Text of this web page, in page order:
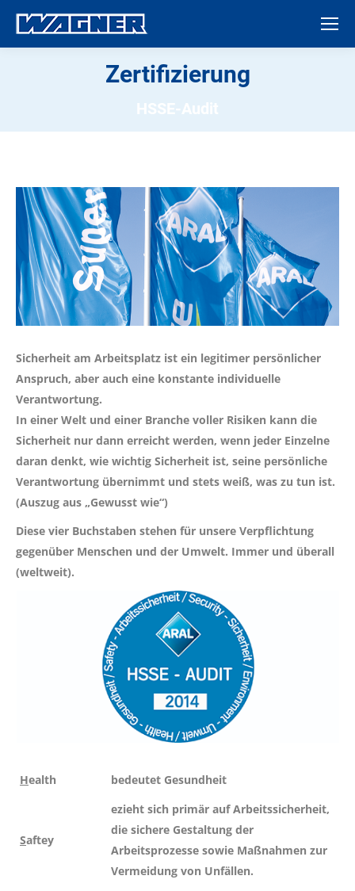
Zertifizierung
HSSE-Audit
Sicherheit am Arbeitsplatz ist ein legitimer persönlicher
Anspruch, aber auch eine konstante individuelle
Verantwortung.
In einer Welt und einer Branche voller Risiken kann die
Sicherheit nur dann erreicht werden, wenn jeder Einzelne
daran denkt, wie wichtig Sicherheit ist, seine persönliche
Verantwortung übernimmt und stets weiß, was zu tun ist.
(Auszug aus „Gewusst wie“)
Diese vier Buchstaben stehen für unsere Verpflichtung
gegenüber Menschen und der Umwelt. Immer und überall
(weltweit).
Health bedeutet Gesundheit
Saftey
ezieht sich primär auf Arbeitssicherheit,
die sichere Gestaltung der
Arbeitsprozesse sowie Maßnahmen zur
Vermeidung von Unfällen.